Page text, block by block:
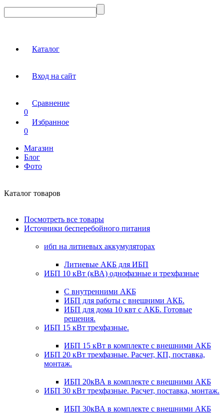
Каталог
Вход на сайт
Сравнение
0
Избранное
0
Магазин
Блог
Фото
Каталог товаров
Посмотреть все товары
Источники бесперебойного питания
ибп на литиевых аккумуляторах
Литиевые АКБ для ИБП
ИБП 10 кВт (кВА) однофазные и трехфазные
С внутренними АКБ
ИБП для работы с внешними АКБ.
ИБП для дома 10 квт с АКБ. Готовые
решения.
ИБП 15 кВт трехфазные.
ИБП 15 кВт в комплекте с внешними АКБ
ИБП 20 кВт трехфазные. Расчет, КП, поставка,
монтаж.
ИБП 20кВА в комплекте с внешними АКБ
ИБП 30 кВт трехфазные. Расчет, поставка, монтаж.
ИБП 30кВА в комплекте с внешними АКБ